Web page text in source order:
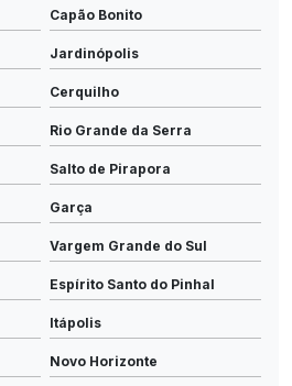
Capão Bonito
Jardinópolis
Cerquilho
Rio Grande da Serra
Salto de Pirapora
Garça
Vargem Grande do Sul
Espírito Santo do Pinhal
Itápolis
Novo Horizonte